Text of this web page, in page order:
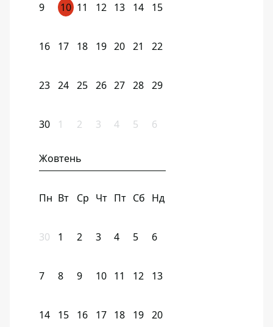
9 10 11 12 13 14 15
16 17 18 19 20 21 22
23 24 25 26 27 28 29
30 1 2 3 4 5 6
Жовтень
Пн Вт Ср Чт Пт Сб Нд
30 1 2 3 4 5 6
7 8 9 10 11 12 13
14 15 16 17 18 19 20